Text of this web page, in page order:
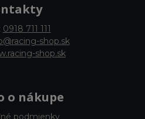
0918 711 111
shop.sk
shop.sk
o nákupe
podmienky